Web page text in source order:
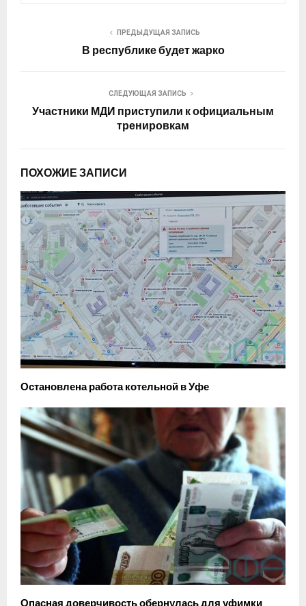
ПРЕДЫДУЩАЯ ЗАПИСЬ
В республике будет жарко
СЛЕДУЮЩАЯ ЗАПИСЬ
Участники МДИ приступили к официальным
тренировкам
ПОХОЖИЕ ЗАПИСИ
Остановлена работа котельной в Уфе
Опасная доверчивость обернулась для уфимки